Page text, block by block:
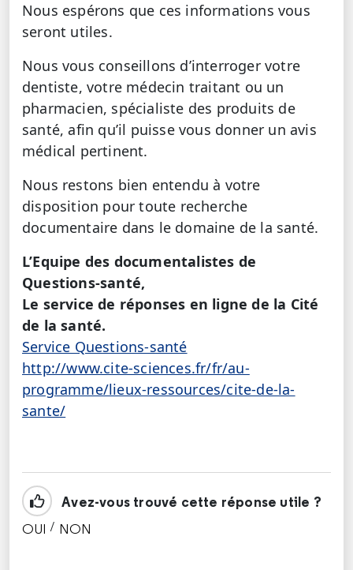
Nous espérons que ces informations vous
seront utiles.
Nous vous conseillons d’interroger votre
dentiste, votre médecin traitant ou un
pharmacien, spécialiste des produits de
santé, afin qu’il puisse vous donner un avis
médical pertinent.
Nous restons bien entendu à votre
disposition pour toute recherche
documentaire dans le domaine de la santé.
L’Equipe des documentalistes de
Questions-santé,
Le service de réponses en ligne de la Cité
de la santé.
Service Questions-santé
http://www.cite-sciences.fr/fr/au-
programme/lieux-ressources/cite-de-la-
sante/
Avez-vous trouvé cette réponse utile ?
OUI / NON